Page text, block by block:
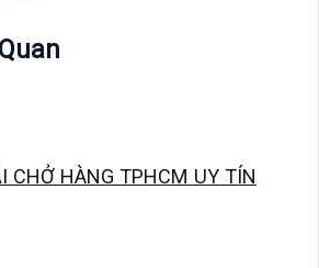
CHỞ HÀNG TPHCM UY TÍN